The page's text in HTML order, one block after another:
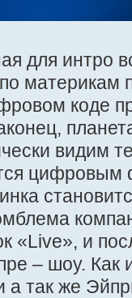
для интро
материкам
коде
видим
цифровым
«Live», и
– шоу. Как
а так же